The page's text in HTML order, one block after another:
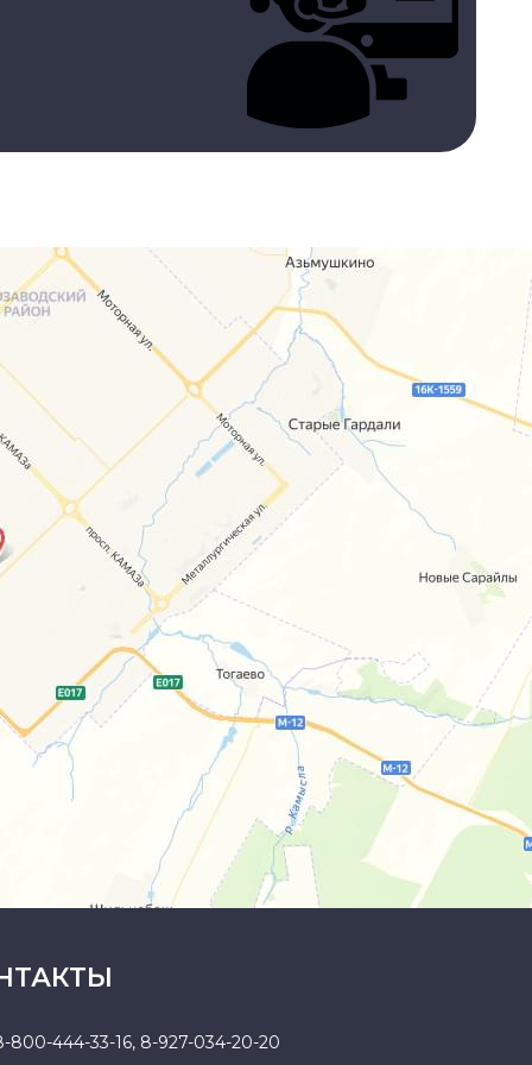
800-444-33-16, 8-927-034-20-20